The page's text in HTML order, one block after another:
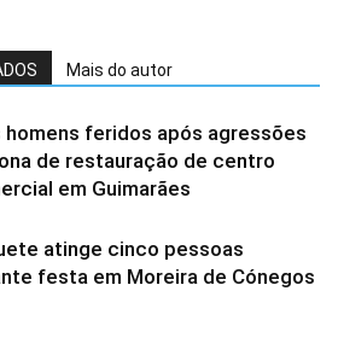
Mais do autor
homens feridos após agressões
de restauração de centro
em Guimarães
atinge cinco pessoas
festa em Moreira de Cónegos